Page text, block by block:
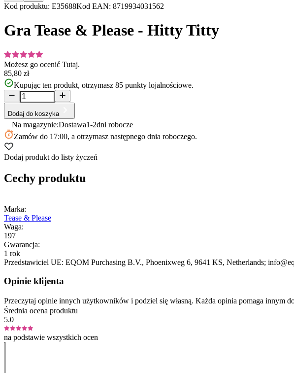
Item
of
10
Kod produktu: E35688Kod EAN: 8719934031562
Gra Tease & Please - Hitty Titty
Możesz go ocenić Tutaj.
85,80 zł
Kupując ten produkt, otrzymasz 85 punkty lojalnościowe.
Dodaj do koszyka
Na magazynie:Dostawa1-2dni robocze
Zamów do 17:00, a otrzymasz następnego dnia roboczego.
Dodaj produkt do listy życzeń
Cechy produktu
Marka:
Tease & Please
Waga:
197
Gwarancja:
1 rok
Przedstawiciel UE: EQOM Purchasing B.V., Phoenixweg 6, 9641 KS, Netherlands;
Opinie klijenta
Przeczytaj opinie innych użytkowników i podziel się własną. Każda opinia pomaga innym
Średnia ocena produktu
5.0
na podstawie wszystkich ocen